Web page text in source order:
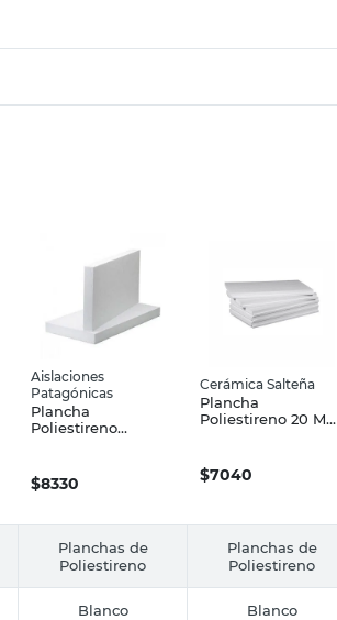
Aislaciones
Patagónicas
Plancha
Poliestireno
$8330
Cerámica Salteña
Plancha
Poliestireno 20 Mm
$7040
Planchas de
Poliestireno
Planchas de
Poliestireno
Blanco Blanco